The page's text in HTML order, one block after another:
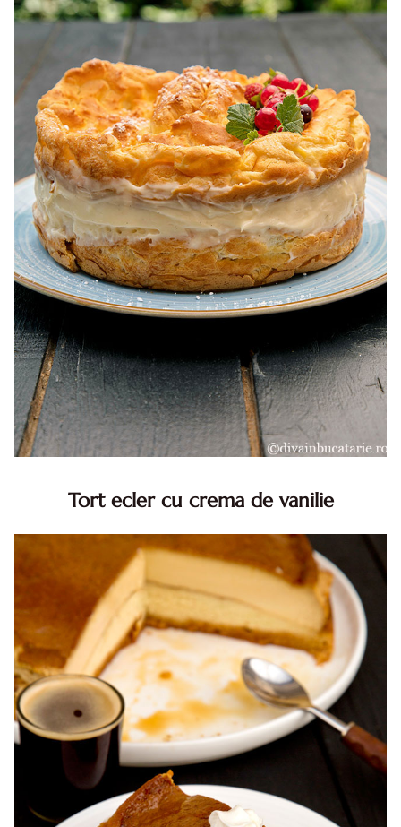
Tort ecler cu crema de vanilie
Reteta tort ecler. Tort ecler cu crema vanilie. Reteta
Karpatka